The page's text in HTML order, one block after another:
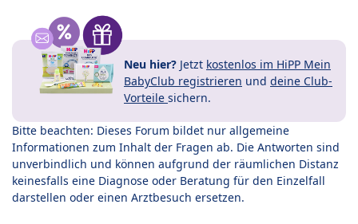
Neu hier? Jetzt kostenlos im HiPP Mein
BabyClub registrieren und deine Club-
Vorteile sichern.
Bitte beachten: Dieses Forum bildet nur allgemeine
Informationen zum Inhalt der Fragen ab. Die Antworten sind
unverbindlich und können aufgrund der räumlichen Distanz
keinesfalls eine Diagnose oder Beratung für den Einzelfall
darstellen oder einen Arztbesuch ersetzen.